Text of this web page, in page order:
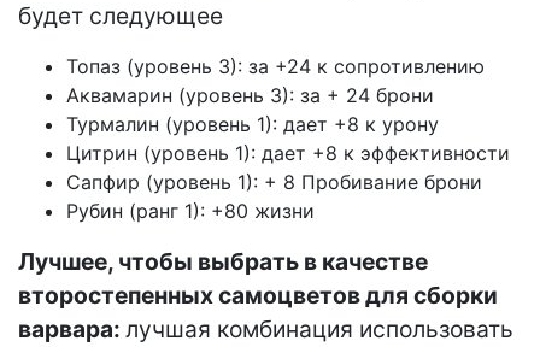
будет следующее
Топаз (уровень 3): за +24 к сопротивлению
Аквамарин (уровень 3): за + 24 брони
Турмалин (уровень 1): дает +8 к урону
Цитрин (уровень 1): дает +8 к эффективности
Сапфир (уровень 1): + 8 Пробивание брони
Рубин (ранг 1): +80 жизни
Лучшее, чтобы выбрать в качестве
второстепенных самоцветов для сборки
варвара: лучшая комбинация использовать